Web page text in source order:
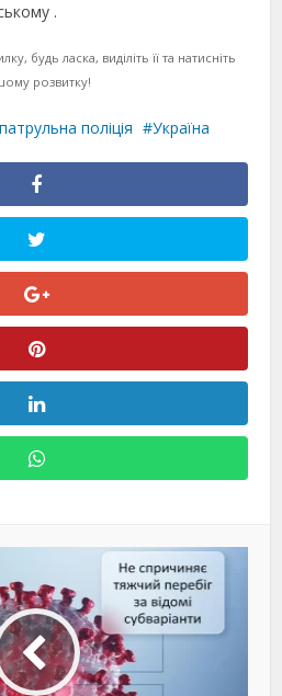
.
будь ласка, виділіть її та натисніть
розвитку!
патрульна поліція Україна